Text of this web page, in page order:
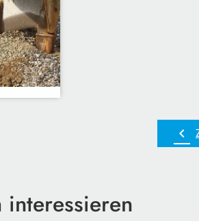
chevron_left
interessieren